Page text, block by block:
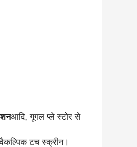
आदि, गूगल प्ले स्टोर से
टच स्क्रीन।